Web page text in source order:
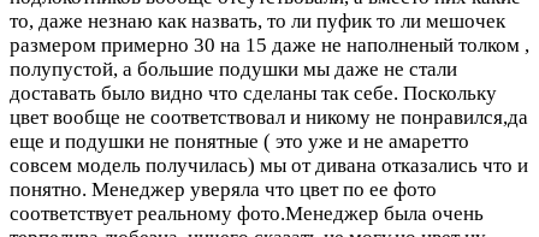
то, даже незнаю как назвать, то ли пуфик то ли мешочек
размером примерно 30 на 15 даже не наполненый толком ,
полупустой, а большие подушки мы даже не стали
доставать было видно что сделаны так себе. Поскольку
цвет вообще не соответствовал и никому не понравился,да
еще и подушки не понятные ( это уже и не амаретто
совсем модель получилась) мы от дивана отказались что и
понятно. Менеджер уверяла что цвет по ее фото
соответствует реальному фото.Менеджер была очень